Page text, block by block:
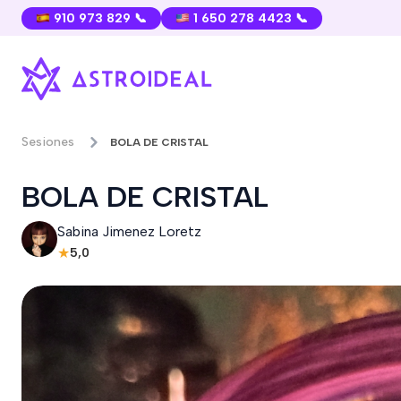
910 973 829 📞 1 650 278 4423 📞
Sesiones BOLA DE CRISTAL
BOLA DE CRISTAL
Sabina Jimenez Loretz
★5,0